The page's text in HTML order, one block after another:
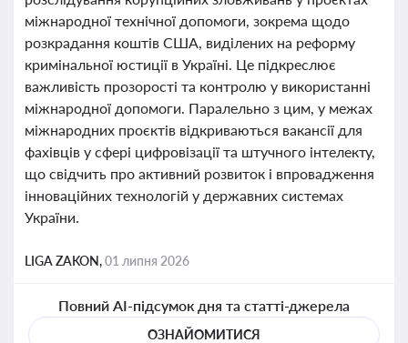
міжнародної технічної допомоги, зокрема щодо
розкрадання коштів США, виділених на реформу
кримінальної юстиції в Україні. Це підкреслює
важливість прозорості та контролю у використанні
міжнародної допомоги. Паралельно з цим, у межах
міжнародних проєктів відкриваються вакансії для
фахівців у сфері цифровізації та штучного інтелекту,
що свідчить про активний розвиток і впровадження
інноваційних технологій у державних системах
України.
LIGA ZAKON,01 липня 2026
Повний AI-підсумок дня та статті-джерела
ОЗНАЙОМИТИСЯ